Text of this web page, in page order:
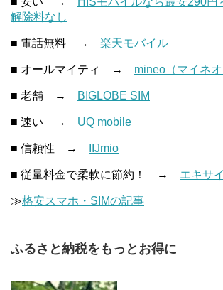
解除料なし
■ 電話無料 → 楽天モバイル
■ オールマイティ → mineo（マイネオ
■ 老舗 → BIGLOBE SIM
■ 速い → UQ mobile
■ 信頼性 → IIJmio
■ 従量料金で柔軟に節約！ → エキサ
≫格安スマホ・SIMの記事
ふるさと納税をもっとお得に